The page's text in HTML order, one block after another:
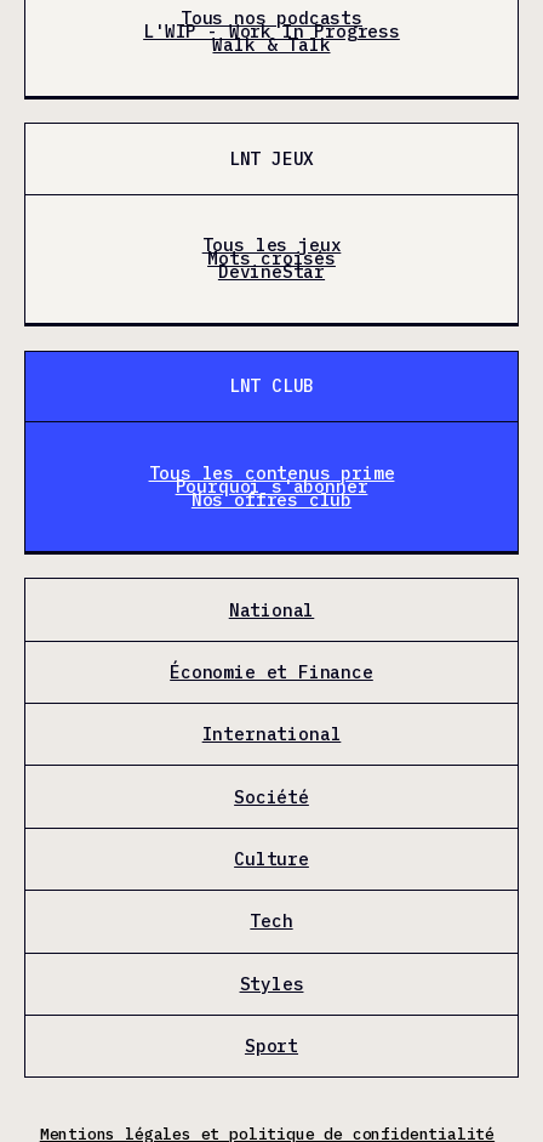
Tous nos podcasts
L'WIP - Work In Progress
Walk & Talk
LNT JEUX
Tous les jeux
Mots croisés
DevineStar
LNT CLUB
Tous les contenus prime
Pourquoi s'abonner
Nos offres club
National
Économie et Finance
International
Société
Culture
Tech
Styles
Sport
Mentions légales et politique de confidentialité